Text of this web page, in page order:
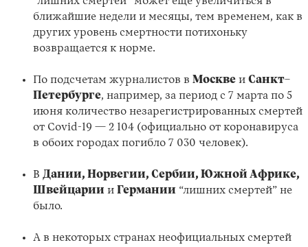
ближайшие недели и месяцы, тем временем, как в
других уровень смертности потихоньку
возвращается к норме.
По подсчетам журналистов в Москве и Санкт–
Петербурге, например, за период с 7 марта по 5
июня количество незарегистрированных смертей
от Covid-19 — 2 104 (официально от коронавируса
в обоих городах погибло 7 030 человек).
В Дании, Норвегии, Сербии, Южной Африке,
Швейцарии и Германии “лишних смертей” не
было.
А в некоторых странах неофициальных смертей